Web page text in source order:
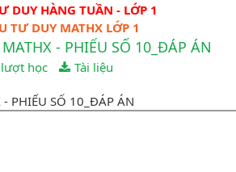
DUY HÀNG TUẦN - LỚP 1
TƯ DUY MATHX LỚP 1
- PHIẾU SỐ 10_ĐÁP ÁN
học Tài liệu
PHIẾU SỐ 10_ĐÁP ÁN